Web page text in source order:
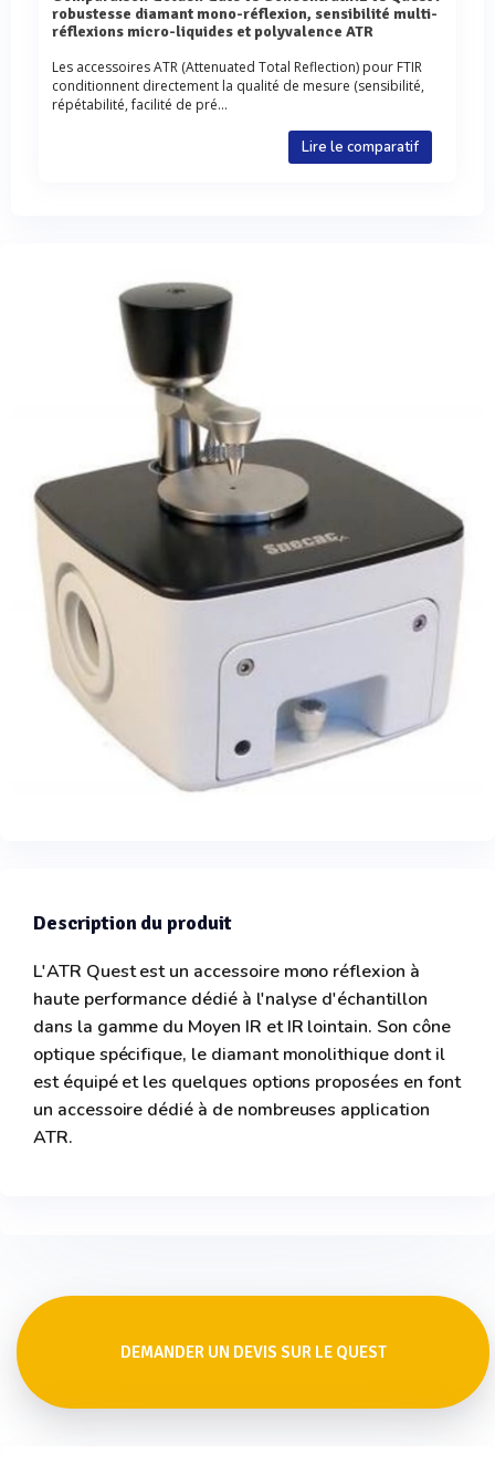
Description du produit
L'ATR Quest est un accessoire mono réflexion à
haute performance dédié à l'nalyse d'échantillon
dans la gamme du Moyen IR et IR lointain. Son cône
optique spécifique, le diamant monolithique dont il
est équipé et les quelques options proposées en font
un accessoire dédié à de nombreuses application
ATR.
robustesse diamant mono-réflexion, sensibilité multi-
réflexions micro-liquides et polyvalence ATR
Les accessoires ATR (Attenuated Total Reflection) pour FTIR
conditionnent directement la qualité de mesure (sensibilité,
répétabilité, facilité de pré...
Lire le comparatif
DEMANDER UN DEVIS SUR LE QUEST